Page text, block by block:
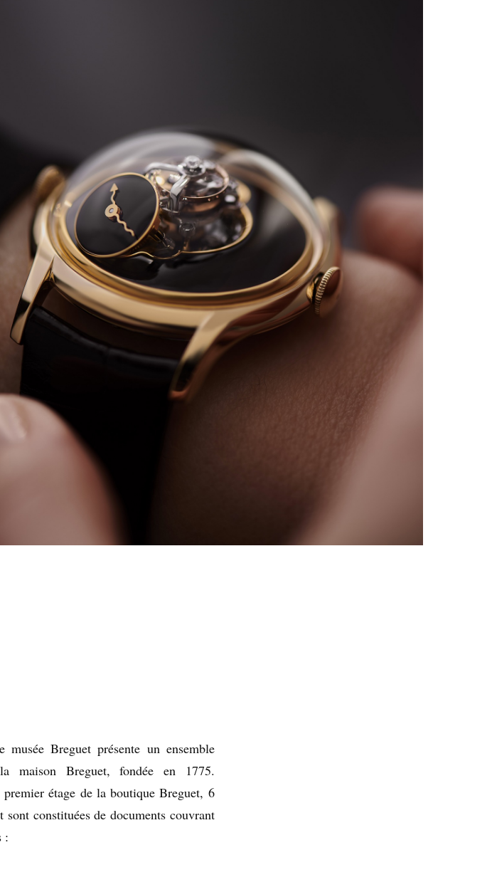
Breguet présente un ensemble
maison Breguet, fondée en 1775.
étage de la boutique Breguet, 6
sont constituées de documents couvrant
: